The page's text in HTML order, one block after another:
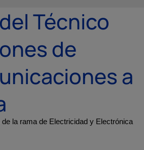
Técnico
de
a
la rama de Electricidad y Electrónica